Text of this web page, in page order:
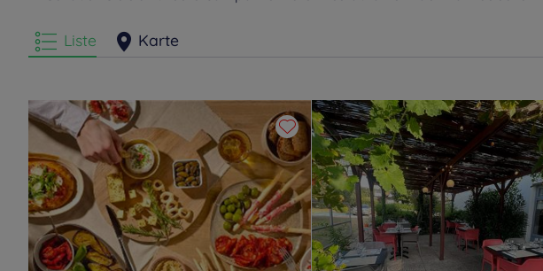
Hotels Villars Hotels Villefranche-sur-
Saone
Hotels Viriat
Liste Karte